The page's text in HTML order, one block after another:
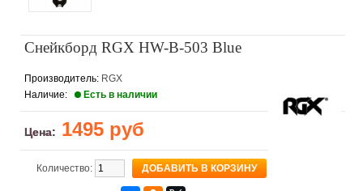
Снейкборд RGX HW-B-503 Blue
Производитель: RGX
Наличие:
Есть в наличии
Цена: 1495 руб
Количество: